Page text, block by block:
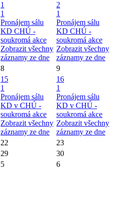
1
1
Pronájem sálu
KD CHÚ -
soukromá akce
Zobrazit všechny
záznamy ze dne
2
1
Pronájem sálu
KD CHÚ -
soukromá akce
Zobrazit všechny
záznamy ze dne
8 9
15
1
Pronájem sálu
KD v CHÚ -
soukromá akce
Zobrazit všechny
záznamy ze dne
16
1
Pronájem sálu
KD v CHÚ -
soukromá akce
Zobrazit všechny
záznamy ze dne
22
23
29
30
5 6